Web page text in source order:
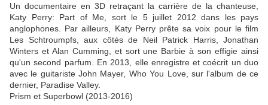
Un documentaire en 3D retraçant la carrière de la chanteuse,
Katy Perry: Part of Me, sort le 5 juillet 2012 dans les pays
anglophones. Par ailleurs, Katy Perry prête sa voix pour le film
Les Schtroumpfs, aux côtés de Neil Patrick Harris, Jonathan
Winters et Alan Cumming, et sort une Barbie à son effigie ainsi
qu'un second parfum. En 2013, elle enregistre et coécrit un duo
avec le guitariste John Mayer, Who You Love, sur l'album de ce
dernier, Paradise Valley.
Prism et Superbowl (2013-2016)